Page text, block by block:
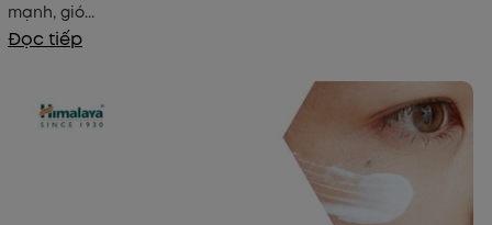
mạnh, gió...
Đọc tiếp